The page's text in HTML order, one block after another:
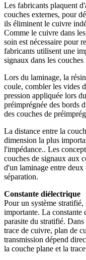
Les fabricants plaquent
couches externes, pour
ils éliminent le cuivre
Comme le cuivre dans les
soin est nécessaire pour
fabricants utilisent une
signaux dans les couches
Lors du laminage, la
coule, combler les vides
pression appliquée lors
préimprégnée des bords
des couches de
La distance entre la
dimension la plus
l'impédance.. Les
couches de signaux aux
d'un laminage entre
séparation.
Constante diélectrique
Pour un système
importante. La constante
parasite du stratifié.
trace de cuivre, plan de
transmission dépend
la couche plane et la